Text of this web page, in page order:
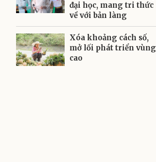
đại học, mang tri thức
về với bản làng
Xóa khoảng cách số,
mở lối phát triển vùng
cao